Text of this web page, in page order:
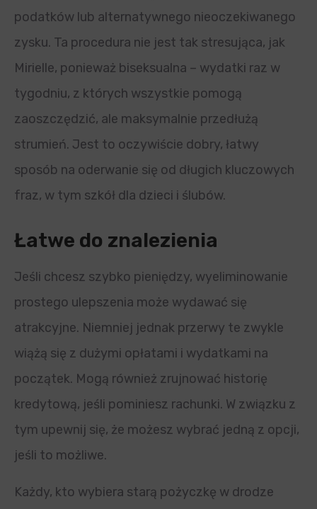
podatków lub alternatywnego nieoczekiwanego
zysku. Ta procedura nie jest tak stresująca, jak
Mirielle, ponieważ biseksualna – wydatki raz w
tygodniu, z których wszystkie pomogą
zaoszczędzić, ale maksymalnie przedłużą
strumień. Jest to oczywiście dobry, łatwy
sposób na oderwanie się od długich kluczowych
fraz, w tym szkół dla dzieci i ślubów.
Łatwe do znalezienia
Jeśli chcesz szybko pieniędzy, wyeliminowanie
prostego ulepszenia może wydawać się
atrakcyjne. Niemniej jednak przerwy te zwykle
wiążą się z dużymi opłatami i wydatkami na
początek. Mogą również zrujnować historię
kredytową, jeśli pominiesz rachunki. W związku z
tym upewnij się, że możesz wybrać jedną z opcji,
jeśli to możliwe.
Każdy, kto wybiera starą pożyczkę w drodze